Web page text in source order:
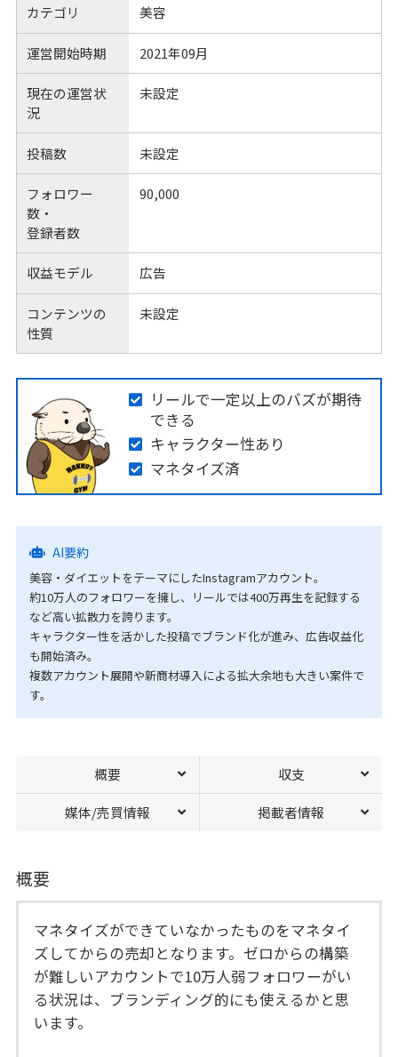
カテゴリ 美容
運営開始時期 2021年09月
現在の運営状
況
未設定
投稿数 未設定
フォロワー
数・
登録者数
90,000
収益モデル 広告
コンテンツの
性質
未設定
リールで一定以上のバズが期待
できる
キャラクター性あり
マネタイズ済
AI要約
美容・ダイエットをテーマにしたInstagramアカウント。
約10万人のフォロワーを擁し、リールでは400万再生を記録する
など高い拡散力を誇ります。
キャラクター性を活かした投稿でブランド化が進み、広告収益化
も開始済み。
複数アカウント展開や新商材導入による拡大余地も大きい案件で
す。
概要 収支
媒体/売買情報 掲載者情報
概要
マネタイズができていなかったものをマネタイ
ズしてからの売却となります。ゼロからの構築
が難しいアカウントで10万人弱フォロワーがい
る状況は、ブランディング的にも使えるかと思
います。